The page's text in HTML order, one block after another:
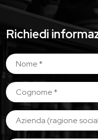
Richiedi